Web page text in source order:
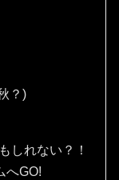
？)
しれない？！
へGO!